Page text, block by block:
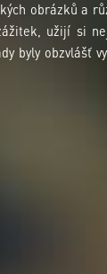
obrázků a
užijí si
byly obzvlášť